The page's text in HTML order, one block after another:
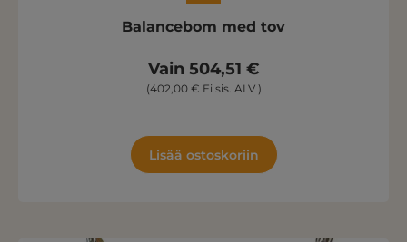
Balancebom med tov
Vain 504,51 €
(402,00 € Ei sis. ALV )
Lisää ostoskoriin